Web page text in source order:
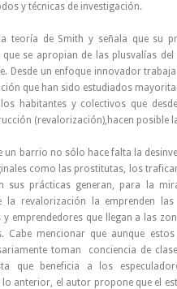
y técnicas de investigación.
teoría de Smith y señala que su
se apropian de las plusvalías
Desde un enfoque innovador
que han sido estudiados
habitantes y colectivos que
(revalorización),hacen posible
barrio no sólo hace falta la
como las prostitutas, los
sus prácticas generan, para la
la revalorización la emprenden
emprendedores que llegan a las
Cabe mencionar que aunque
toman conciencia de
que beneficia a los
anterior, el autor propone que el